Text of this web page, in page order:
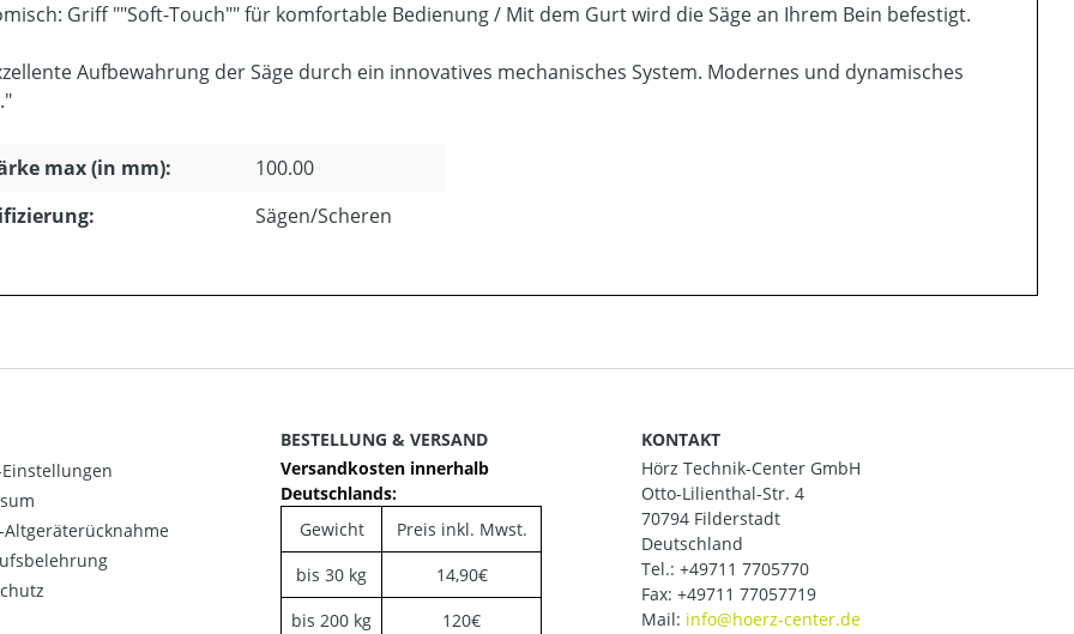
Griff ""Soft-Touch"" für komfortable Bedienung / Mit dem Gurt wird die Säge an Ihrem Bein befestigt.
Aufbewahrung der Säge durch ein innovatives mechanisches System. Modernes und dynamisches
max (in mm):
100.00
Sägen/Scheren
Einstellungen
Altgeräterücknahme
BESTELLUNG & VERSAND
Versandkosten innerhalb
Deutschlands:
Gewicht
Preis inkl. Mwst.
bis 30 kg
14,90€
bis 200 kg
120€
KONTAKT
Hörz Technik-Center GmbH
Otto-Lilienthal-Str. 4
70794 Filderstadt
Deutschland
Tel.: +49711 7705770
Fax: +49711 77057719
Mail: